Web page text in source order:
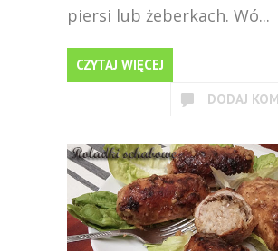
piersi lub żeberkach. Wó...
CZYTAJ WIĘCEJ
DODAJ